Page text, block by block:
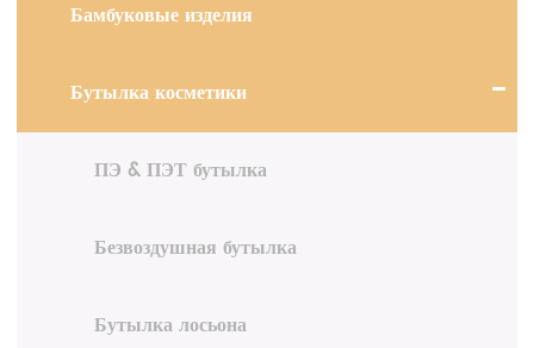
Бамбуковые изделия
Бутылка косметики
ПЭ & ПЭТ бутылка
Безвоздушная бутылка
Бутылка лосьона